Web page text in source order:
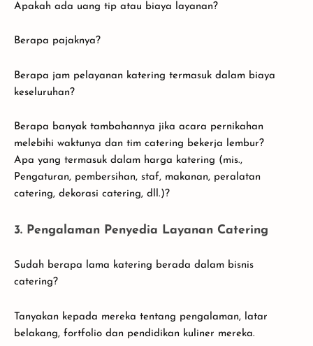
Apakah ada uang tip atau biaya layanan?
Berapa pajaknya?
Berapa jam pelayanan katering termasuk dalam biaya
keseluruhan?
Berapa banyak tambahannya jika acara pernikahan
melebihi waktunya dan tim catering bekerja lembur?
Apa yang termasuk dalam harga katering (mis.,
Pengaturan, pembersihan, staf, makanan, peralatan
catering, dekorasi catering, dll.)?
3. Pengalaman Penyedia Layanan Catering
Sudah berapa lama katering berada dalam bisnis
catering?
Tanyakan kepada mereka tentang pengalaman, latar
belakang, fortfolio dan pendidikan kuliner mereka.